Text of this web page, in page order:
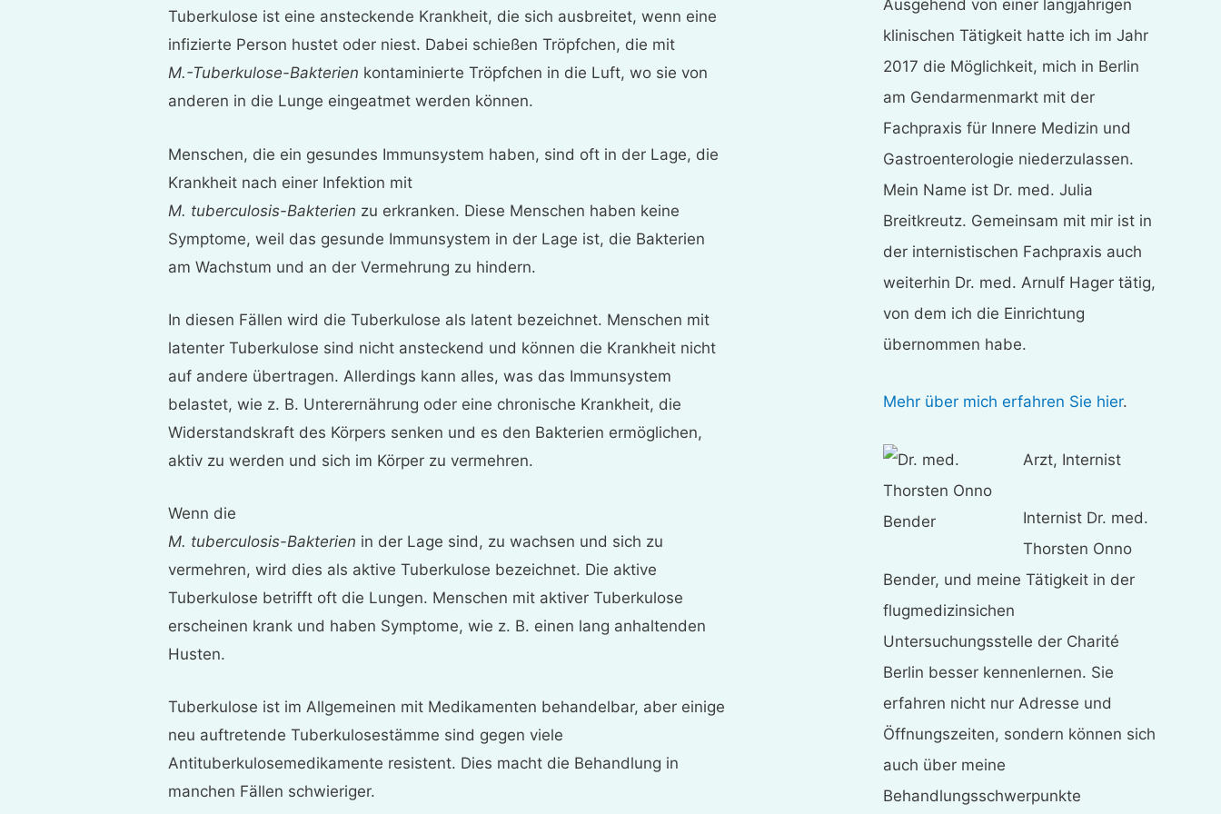
Tuberkulose ist eine ansteckende Krankheit, die sich ausbreitet, wenn eine
infizierte Person hustet oder niest. Dabei schießen Tröpfchen, die mit
M.-Tuberkulose-Bakterien kontaminierte Tröpfchen in die Luft, wo sie von
anderen in die Lunge eingeatmet werden können.
Menschen, die ein gesundes Immunsystem haben, sind oft in der Lage, die
Krankheit nach einer Infektion mit
M. tuberculosis-Bakterien zu erkranken. Diese Menschen haben keine
Symptome, weil das gesunde Immunsystem in der Lage ist, die Bakterien
am Wachstum und an der Vermehrung zu hindern.
In diesen Fällen wird die Tuberkulose als latent bezeichnet. Menschen mit
latenter Tuberkulose sind nicht ansteckend und können die Krankheit nicht
auf andere übertragen. Allerdings kann alles, was das Immunsystem
belastet, wie z. B. Unterernährung oder eine chronische Krankheit, die
Widerstandskraft des Körpers senken und es den Bakterien ermöglichen,
aktiv zu werden und sich im Körper zu vermehren.
Wenn die
M. tuberculosis-Bakterien in der Lage sind, zu wachsen und sich zu
vermehren, wird dies als aktive Tuberkulose bezeichnet. Die aktive
Tuberkulose betrifft oft die Lungen. Menschen mit aktiver Tuberkulose
erscheinen krank und haben Symptome, wie z. B. einen lang anhaltenden
Husten.
Tuberkulose ist im Allgemeinen mit Medikamenten behandelbar, aber einige
neu auftretende Tuberkulosestämme sind gegen viele
Antituberkulosemedikamente resistent. Dies macht die Behandlung in
manchen Fällen schwieriger.
Ausgehend von einer langjährigen
klinischen Tätigkeit hatte ich im Jahr
2017 die Möglichkeit, mich in Berlin
am Gendarmenmarkt mit der
Fachpraxis für Innere Medizin und
Gastroenterologie niederzulassen.
Mein Name ist Dr. med. Julia
Breitkreutz. Gemeinsam mit mir ist in
der internistischen Fachpraxis auch
weiterhin Dr. med. Arnulf Hager tätig,
von dem ich die Einrichtung
übernommen habe.
Mehr über mich erfahren Sie hier.
Arzt, Internist
Internist Dr. med.
Thorsten Onno
Bender, und meine Tätigkeit in der
flugmedizinsichen
Untersuchungsstelle der Charité
Berlin besser kennenlernen. Sie
erfahren nicht nur Adresse und
Öffnungszeiten, sondern können sich
auch über meine
Behandlungsschwerpunkte